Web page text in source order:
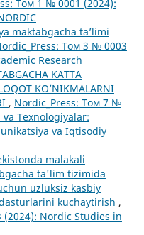
Том 1 № 0001 (2024):
maktabgacha ta’limi
Том 3 № 0003
Research
KATTA
KO’NIKMALARNI
, Nordic_Press: Том 7 №
va Texnologiyalar:
va Iqtisodiy
malakali
ta'lim tizimida
uzluksiz kasbiy
kuchaytirish ,
Nordic Studies in